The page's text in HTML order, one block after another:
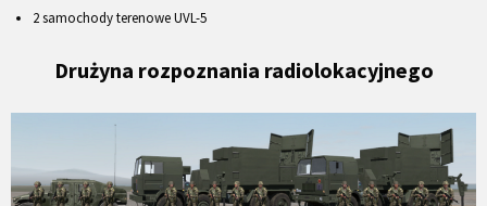
2 samochody terenowe UVL-5
Drużyna rozpoznania radiolokacyjnego